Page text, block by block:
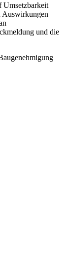
Umsetzbarkeit
Auswirkungen
und die